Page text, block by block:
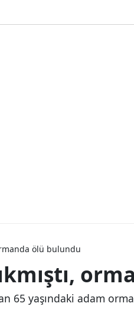
ölü bulundu
65 yaşındaki adam